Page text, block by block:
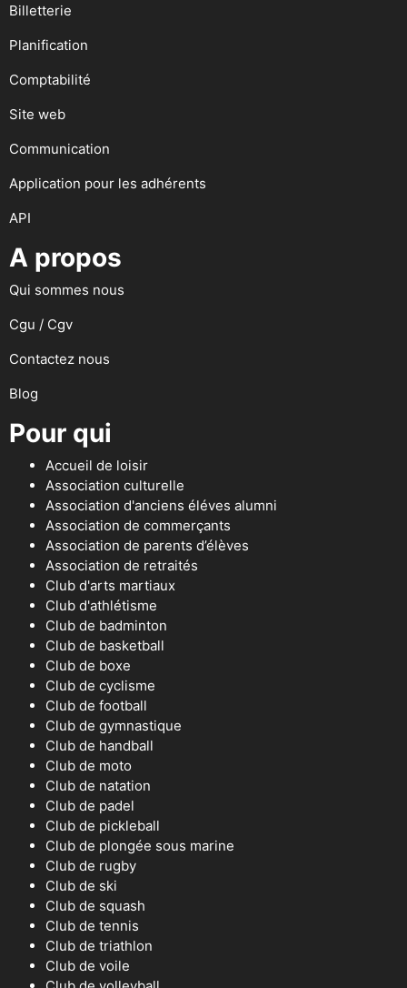
Billetterie
Planification
Comptabilité
Site web
Communication
Application pour les adhérents
API
A propos
Qui sommes nous
Cgu / Cgv
Contactez nous
Blog
Pour qui
Accueil de loisir
Association culturelle
Association d'anciens éléves alumni
Association de commerçants
Association de parents d’élèves
Association de retraités
Club d'arts martiaux
Club d'athlétisme
Club de badminton
Club de basketball
Club de boxe
Club de cyclisme
Club de football
Club de gymnastique
Club de handball
Club de moto
Club de natation
Club de padel
Club de pickleball
Club de plongée sous marine
Club de rugby
Club de ski
Club de squash
Club de tennis
Club de triathlon
Club de voile